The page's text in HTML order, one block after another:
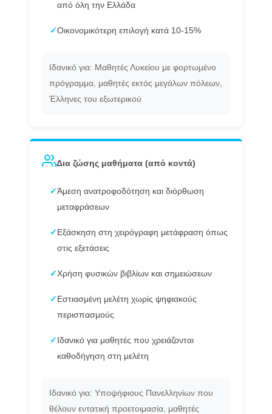
από όλη την Ελλάδα
✓Οικονομικότερη επιλογή κατά 10-15%
Ιδανικό για: Μαθητές Λυκείου με φορτωμένο
πρόγραμμα, μαθητές εκτός μεγάλων πόλεων,
Έλληνες του εξωτερικού
Δια ζώσης μαθήματα (από κοντά)
✓Άμεση ανατροφοδότηση και διόρθωση
μεταφράσεων
✓ Εξάσκηση στη χειρόγραφη μετάφραση όπως
στις εξετάσεις
✓Χρήση φυσικών βιβλίων και σημειώσεων
✓ Εστιασμένη μελέτη χωρίς ψηφιακούς
περισπασμούς
✓ Ιδανικό για μαθητές που χρειάζονται
καθοδήγηση στη μελέτη
Ιδανικό για: Υποψήφιους Πανελληνίων που
θέλουν εντατική προετοιμασία, μαθητές